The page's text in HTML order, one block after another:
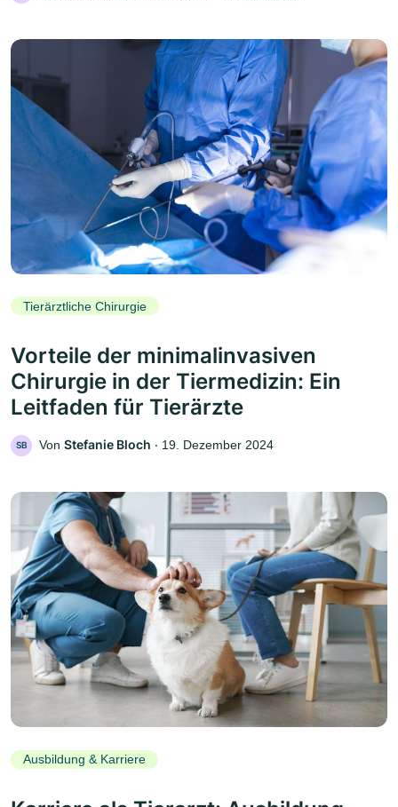
Tierärztliche Chirurgie
Vorteile der minimalinvasiven
Chirurgie in der Tiermedizin: Ein
Leitfaden für Tierärzte
SB Von Stefanie Bloch ‧ 19. Dezember 2024
Ausbildung & Karriere